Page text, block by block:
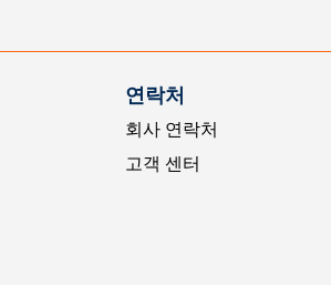
연락처
회사 연락처
고객 센터